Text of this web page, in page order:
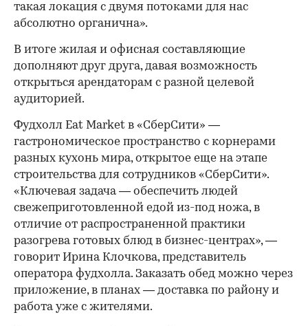
такая локация с двумя потоками для нас
абсолютно органична».
В итоге жилая и офисная составляющие
дополняют друг друга, давая возможность
открыться арендаторам с разной целевой
аудиторией.
Фудхолл Eat Market в «СберСити» —
гастрономическое пространство с корнерами
разных кухонь мира, открытое еще на этапе
строительства для сотрудников «СберСити».
«Ключевая задача — обеспечить людей
свежеприготовленной едой из-под ножа, в
отличие от распространенной практики
разогрева готовых блюд в бизнес-центрах», —
говорит Ирина Клочкова, представитель
оператора фудхолла. Заказать обед можно через
приложение, в планах — доставка по району и
работа уже с жителями.